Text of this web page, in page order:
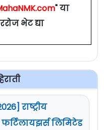
" या
भेट द्या
राष्ट्रीय
लिमिटेड